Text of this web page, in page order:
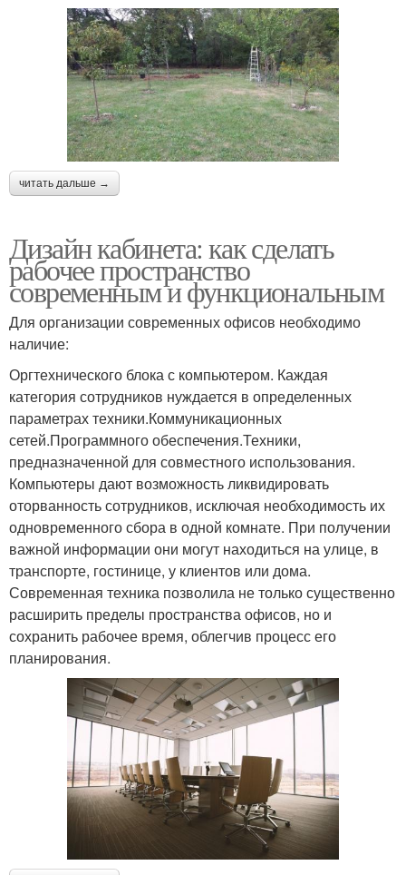
читать дальше →
Дизайн кабинета: как сделать
рабочее пространство
современным и функциональным
Для организации современных офисов необходимо
наличие:
Оргтехнического блока с компьютером. Каждая
категория сотрудников нуждается в определенных
параметрах техники.Коммуникационных
сетей.Программного обеспечения.Техники,
предназначенной для совместного использования.
Компьютеры дают возможность ликвидировать
оторванность сотрудников, исключая необходимость их
одновременного сбора в одной комнате. При получении
важной информации они могут находиться на улице, в
транспорте, гостинице, у клиентов или дома.
Современная техника позволила не только существенно
расширить пределы пространства офисов, но и
сохранить рабочее время, облегчив процесс его
планирования.